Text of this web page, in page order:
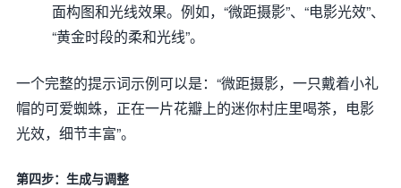
面构图和光线效果。例如，“微距摄影”、“电影光效”、
“黄金时段的柔和光线”。
一个完整的提示词示例可以是：“微距摄影，一只戴着小礼
帽的可爱蜘蛛，正在一片花瓣上的迷你村庄里喝茶，电影
光效，细节丰富”。
第四步：生成与调整